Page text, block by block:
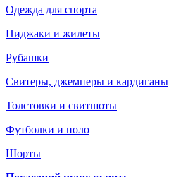
Одежда для спорта
Пиджаки и жилеты
Рубашки
Свитеры, джемперы и кардиганы
Толстовки и свитшоты
Футболки и поло
Шорты